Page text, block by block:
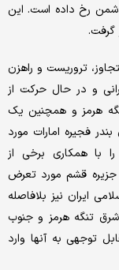
رخ داده است. این
گرفت.
تروریست و راهزن
و در حال حرکت از
هرمز و همچنین یک
فجیره امارات مورد
با همکاری برخی از
قشم مورد تعرض
ایران نیز بلافاصله
شرق تنگه هرمز و جنوب
توجهی به‌ آنها وارد